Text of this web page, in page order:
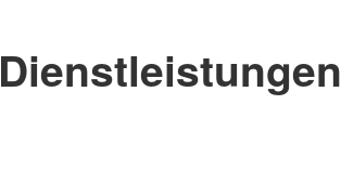
Dienstleistungen